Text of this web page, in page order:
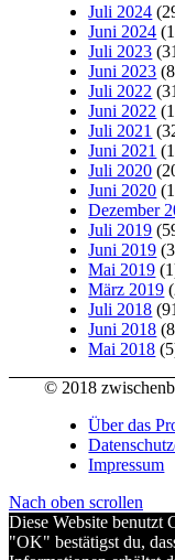
Juli 2024
Juni 2024
Juli 2023
Juni 2023
Juli 2022
Juni 2022
Juli 2021
Juni 2021
Juli 2020
Juni 2020
Dezember
Juli 2019
Juni 2019
Mai 2019
März 2019
Juli 2018
Juni 2018
Mai 2018
© 2018
Über das
Impressum
Nach oben scrollen
Diese Website benutzt
"OK" bestätigst du,